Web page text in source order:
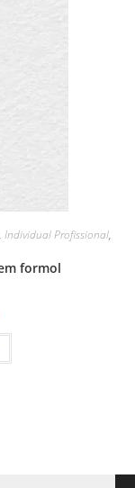
, Individual Profissional,
formol